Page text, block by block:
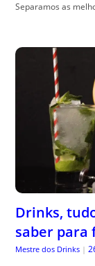
Separamos as
Drinks,
saber para
Mestre dos Drinks |